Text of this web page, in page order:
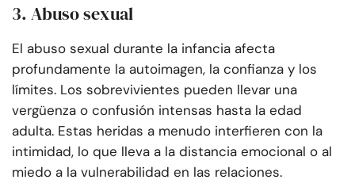
3. Abuso sexual
El abuso sexual durante la infancia afecta
profundamente la autoimagen, la confianza y los
límites. Los sobrevivientes pueden llevar una
vergüenza o confusión intensas hasta la edad
adulta. Estas heridas a menudo interfieren con la
intimidad, lo que lleva a la distancia emocional o al
miedo a la vulnerabilidad en las relaciones.